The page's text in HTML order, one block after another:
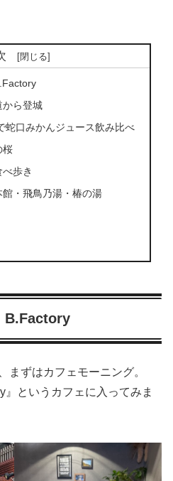
から登城
蛇口みかんジュース飲み比べ
桜
歩き
・飛鳥乃湯・椿の湯
B.Factory
まずはカフェモーニング。
というカフェに入ってみま